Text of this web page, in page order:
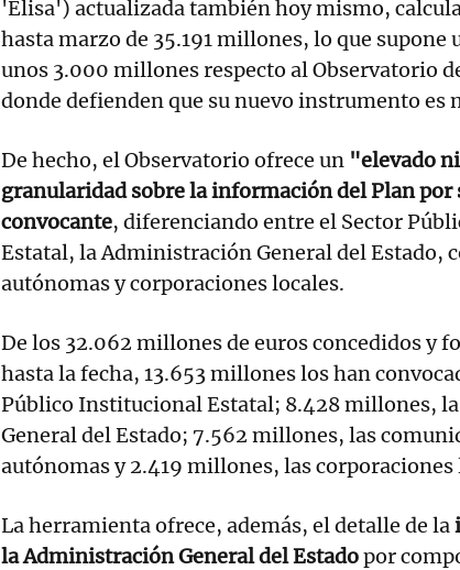
'Elisa') actualizada también hoy mismo,
hasta marzo de 35.191 millones, lo que supone
unos 3.000 millones respecto al Observatorio
donde defienden que su nuevo instrumento es
De hecho, el Observatorio ofrece un "elevado
granularidad sobre la información del Plan por
convocante, diferenciando entre el Sector
Estatal, la Administración General del Estado,
autónomas y corporaciones locales.
De los 32.062 millones de euros concedidos y
hasta la fecha, 13.653 millones los han
Público Institucional Estatal; 8.428 millones,
General del Estado; 7.562 millones, las
autónomas y 2.419 millones, las corporaciones
La herramienta ofrece, además, el detalle de la
la Administración General del Estadopor